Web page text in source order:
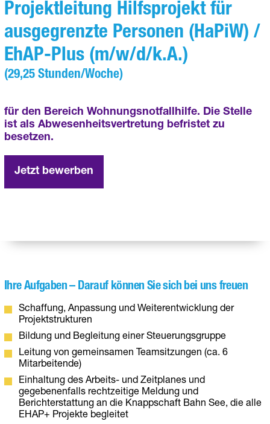
Projektleitung Hilfsprojekt für
ausgegrenzte Personen (HaPiW) /
EhAP-Plus (m/w/d/k.A.)
(29,25 Stunden/Woche)
für den Bereich Wohnungsnotfallhilfe. Die Stelle
ist als Abwesenheitsvertretung befristet zu
besetzen.
Jetzt bewerben
Ihre Aufgaben – Darauf können Sie sich bei uns freuen
Schaffung, Anpassung und Weiterentwicklung der
Projektstrukturen
Bildung und Begleitung einer Steuerungsgruppe
Leitung von gemeinsamen Teamsitzungen (ca. 6
Mitarbeitende)
Einhaltung des Arbeits- und Zeitplanes und
gegebenenfalls rechtzeitige Meldung und
Berichterstattung an die Knappschaft Bahn See, die alle
EHAP+ Projekte begleitet